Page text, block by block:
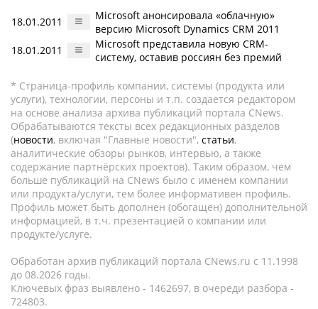
18.01.2011
Microsoft анонсировала «облачную»
версию Microsoft Dynamics CRM 2011
18.01.2011
Microsoft представила новую CRM-
систему, оставив россиян без премий
* Страница-профиль компании, системы (продукта или
услуги), технологии, персоны и т.п. создается редактором
на основе анализа архива публикаций портала CNews.
Обрабатываются тексты всех редакционных разделов
(новости, включая "Главные новости", статьи,
аналитические обзоры рынков, интервью, а также
содержание партнёрских проектов). Таким образом, чем
больше публикаций на CNews было с именем компании
или продукта/услуги, тем более информативен профиль.
Профиль может быть дополнен (обогащен) дополнительной
информацией, в т.ч. презентацией о компании или
продукте/услуге.
Обработан архив публикаций портала CNews.ru c 11.1998
до 08.2026 годы.
Ключевых фраз выявлено - 1462697, в очереди разбора -
724803.